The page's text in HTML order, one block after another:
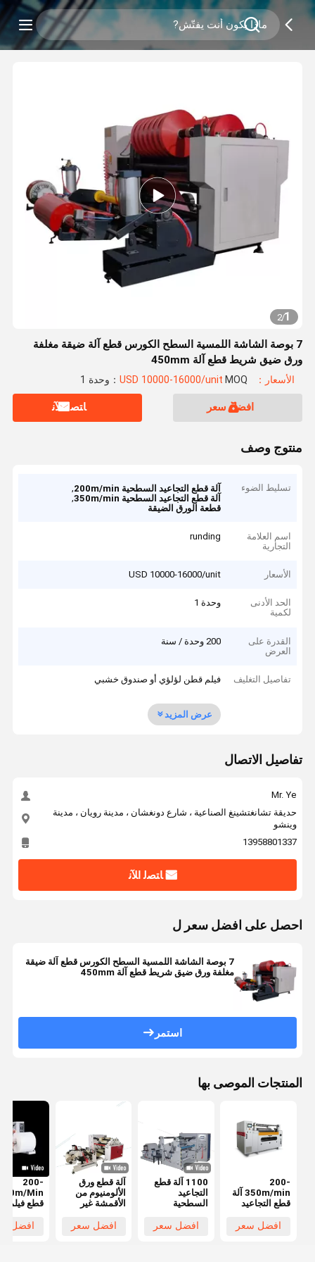
1
/
2
7 بوصة الشاشة اللمسية السطح الكورس قطع آلة ضيقة مغلفة
ورق ضيق شريط قطع آلة 450mm
الأسعار：USD 10000-16000/unit MOQ：وحدة 1
افضل سعر ﺎﺘﺼﻟ ﺍﻶﻧ
منتوج وصف
تسليط الضوء آلة قطع التجاعيد السطحية 200m/min
,
آلة قطع التجاعيد السطحية 350m/min
,
قطعة الورق الضيقة
اسم العلامة
التجارية
runding
الأسعار USD 10000-16000/unit
الحد الأدنى
لكمية
وحدة 1
القدرة على
العرض
200 وحدة / سنة
تفاصيل التغليف فيلم قطن لؤلؤي أو صندوق خشبي
عرض المزيد
تفاصيل الاتصال
Mr. Ye
حديقة تشانغتشينغ الصناعية ، شارع دونغشان ، مدينة رويان ، مدينة
وينشو
13958801337
ﺎﺘﺼﻟ ﺍﻶﻧ
احصل على افضل سعر ل
7 بوصة الشاشة اللمسية السطح الكورس قطع آلة ضيقة
مغلفة ورق ضيق شريط قطع آلة 450mm
استمر
المنتجات الموصى بها
200-
350m/min آلة
قطع التجاعيد
افضل سعر
1100 آلة قطع
التجاعيد
السطحية
افضل سعر
آلة قطع ورق
الألومنيوم من
الأقمشة غير
افضل سعر
200-
قطع فيلم
1200mm
افضل